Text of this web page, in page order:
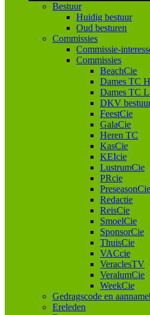
Bestuur
Huidig bestuur
Oud besturen
Commissies
Commissie-
Commissies
BeachCie
Dames TC
Dames TC
DKV
FeestCie
GalaCie
Heren TC
KasCie
KEIcie
LustrumCie
PRcie
PreseasonCie
Redactie
ReisCie
SmoelCie
SponsorCie
ThuisCie
VACcie
VeraclesTV
VeralumCie
WeekCie
Gedragscode en
Ereleden